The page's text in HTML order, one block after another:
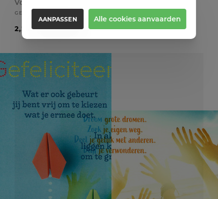
Vormsel
GETTY
2,20 EUR 2,75 EUR
AANPASSEN Alle cookies aanvaarden